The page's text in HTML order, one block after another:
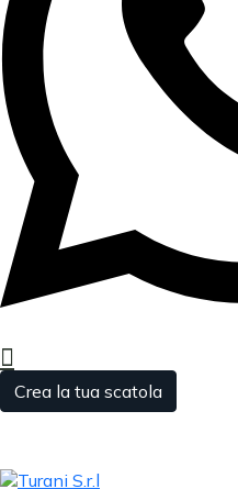
Crea la tua scatola